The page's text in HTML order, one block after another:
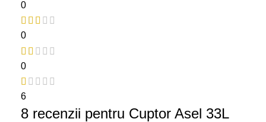
0
0
0
6
8 recenzii pentru Cuptor Asel 33L